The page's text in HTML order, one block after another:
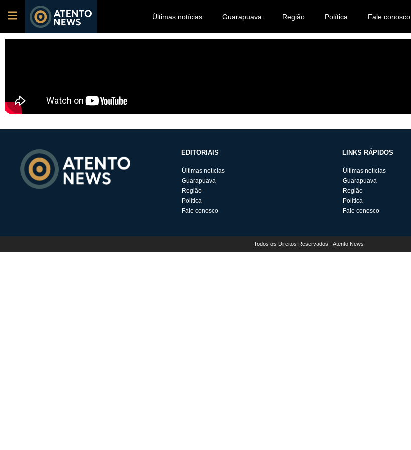
Últimas notícias Guarapuava Região Política Fale conosco
EDITORIAIS
Últimas notícias
Guarapuava
Região
Política
Fale conosco
LINKS RÁPIDOS
Últimas notícias
Guarapuava
Região
Política
Fale conosco
Todos os Direitos Reservados - Atento News